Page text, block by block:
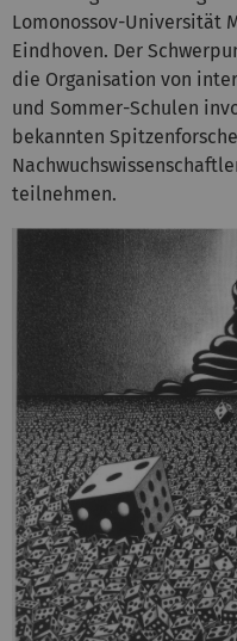
Lomonossov-Universität
Eindhoven. Der
die Organisation von
und Sommer-Schulen
bekannten
teilnehmen.